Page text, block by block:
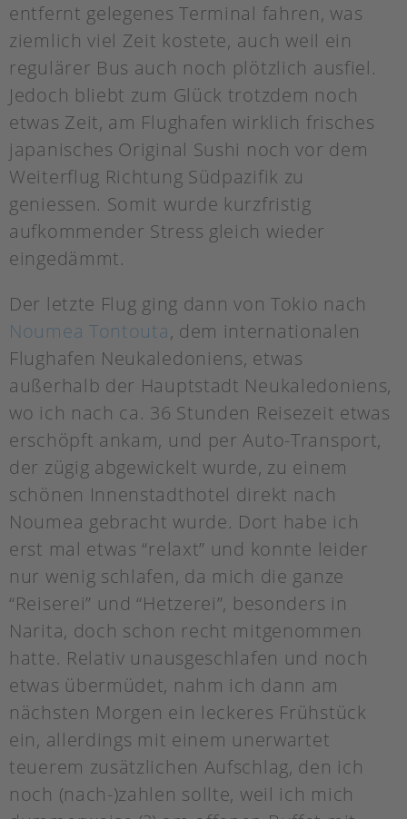
entfernt gelegenes Terminal fahren, was
ziemlich viel Zeit kostete, auch weil ein
regulärer Bus auch noch plötzlich ausfiel.
Jedoch bliebt zum Glück trotzdem noch
etwas Zeit, am Flughafen wirklich frisches
japanisches Original Sushi noch vor dem
Weiterflug Richtung Südpazifik zu
geniessen. Somit wurde kurzfristig
aufkommender Stress gleich wieder
eingedämmt.
Der letzte Flug ging dann von Tokio nach
Noumea Tontouta, dem internationalen
Flughafen Neukaledoniens, etwas
außerhalb der Hauptstadt Neukaledoniens,
wo ich nach ca. 36 Stunden Reisezeit etwas
erschöpft ankam, und per Auto-Transport,
der zügig abgewickelt wurde, zu einem
schönen Innenstadthotel direkt nach
Noumea gebracht wurde. Dort habe ich
erst mal etwas “relaxt” und konnte leider
nur wenig schlafen, da mich die ganze
“Reiserei” und “Hetzerei”, besonders in
Narita, doch schon recht mitgenommen
hatte. Relativ unausgeschlafen und noch
etwas übermüdet, nahm ich dann am
nächsten Morgen ein leckeres Frühstück
ein, allerdings mit einem unerwartet
teuerem zusätzlichen Aufschlag, den ich
noch (nach-)zahlen sollte, weil ich mich